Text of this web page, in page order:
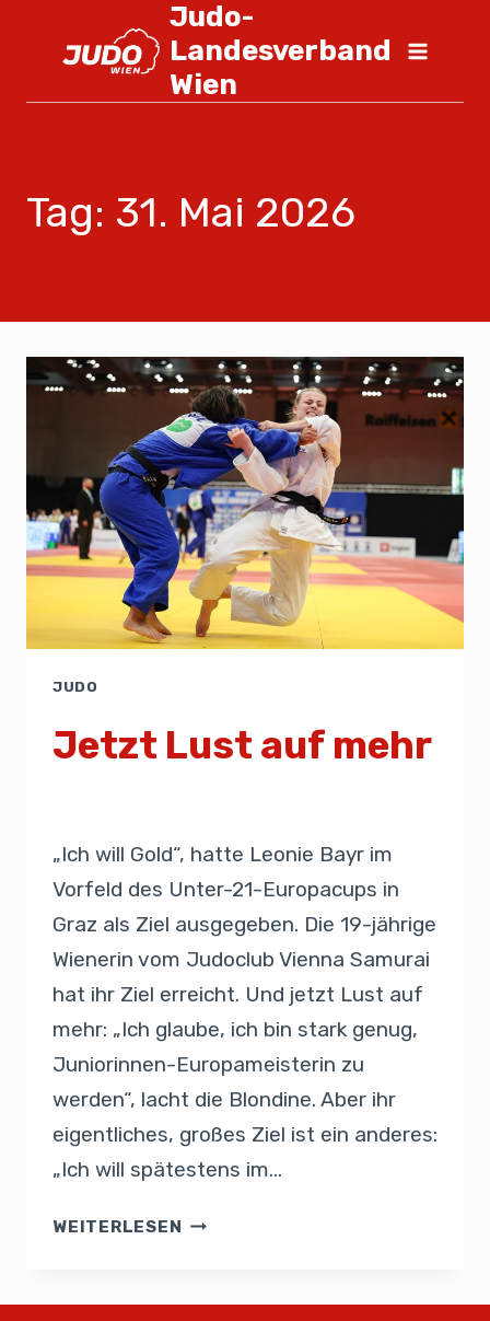
Judo-
Landesverband
Wien
Tag: 31. Mai 2026
JUDO
Jetzt Lust auf mehr
„Ich will Gold“, hatte Leonie Bayr im
Vorfeld des Unter-21-Europacups in
Graz als Ziel ausgegeben. Die 19-jährige
Wienerin vom Judoclub Vienna Samurai
hat ihr Ziel erreicht. Und jetzt Lust auf
mehr: „Ich glaube, ich bin stark genug,
Juniorinnen-Europameisterin zu
werden“, lacht die Blondine. Aber ihr
eigentliches, großes Ziel ist ein anderes:
„Ich will spätestens im…
WEITERLESEN